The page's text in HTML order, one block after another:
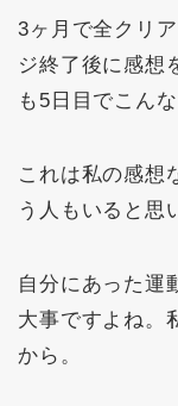
3ヶ月で全クリ
ジ終了後に感想
も5日目でこん
これは私の感想
う人もいると思
自分にあった運
大事ですよね。
から。